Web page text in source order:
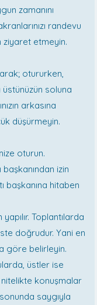
zamanını
randevu
ziyaret etmeyin.
otururken,
soluna
arkasına
düşürmeyin.
oturun.
izin
başkanına hitaben
Toplantılarda
doğrudur. Yani en
göre belirleyin.
üstler ise
konuşmalar
saygıyla